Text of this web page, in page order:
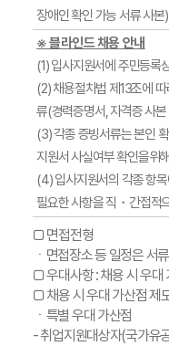
장애인 확인 가능 서류 사본
※ 블라인드 채용 안내
(1) 입사지원서에 주민등록
(2) 채용절차법 제13조에 따
류(경력증명서, 자격증 사
(3) 각종 증빙서류는 본인
지원서 사실여부 확인을위
(4) 입사지원서의 각종 항
필요한 사항을 직・간접적
□ 면접전형
ㆍ면접장소 등 일정은 서
□ 우대사항 : 채용 시 우대
□ 채용 시 우대 가산점 제
ㆍ특별 우대 가산점
- 취업지원대상자(국가유